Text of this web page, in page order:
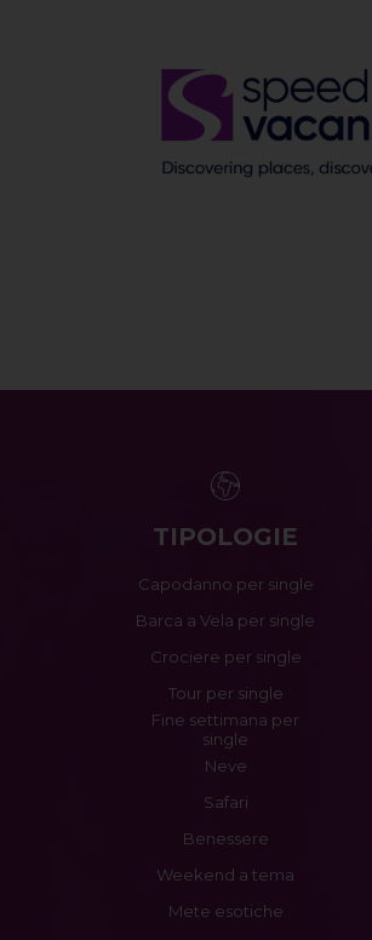
TIPOLOGIE
Capodanno per single
Barca a Vela per single
Crociere per single
Tour per single
Fine settimana per
single
Neve
Safari
Benessere
Weekend a tema
Mete esotiche